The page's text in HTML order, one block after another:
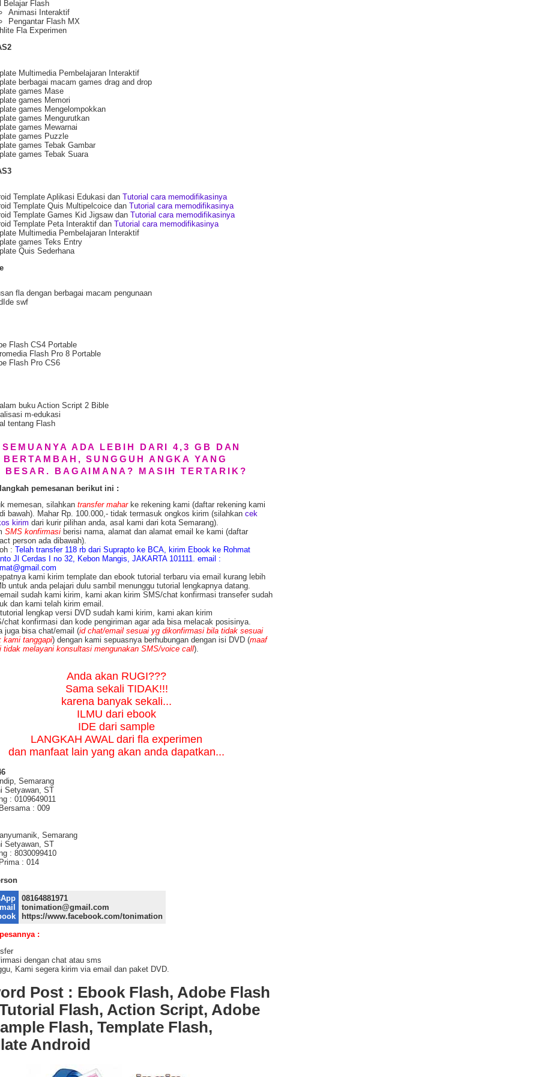
Belajar Flash
Animasi Interaktif
Pengantar Flash MX
Fla Experimen
Multimedia Pembelajaran Interaktif
berbagai macam games drag and drop
games Mase
games Memori
games Mengelompokkan
games Mengurutkan
games Mewarnai
games Puzzle
games Tebak Gambar
games Tebak Suara
Template Aplikasi Edukasi dan Tutorial cara memodifikasinya
Template Quis Multipelcoice dan Tutorial cara memodifikasinya
Template Games Kid Jigsaw dan Tutorial cara memodifikasinya
Template Peta Interaktif dan Tutorial cara memodifikasinya
Multimedia Pembelajaran Interaktif
games Teks Entry
Quis Sederhana
fla dengan berbagai macam pengunaan
swf
Flash CS4 Portable
Flash Pro 8 Portable
Flash Pro CS6
buku Action Script 2 Bible
m-edukasi
tentang Flash
SEMUANYA ADA LEBIH DARI 4,3 GB DAN
BERTAMBAH, SUNGGUH ANGKA YANG
BESAR. BAGAIMANA? MASIH TERTARIK?
pemesanan berikut ini :
memesan, silahkan transfer maharke rekening kami (daftar rekening kami
bawah). Mahar Rp. 100.000,- tidak termasuk ongkos kirim (silahkan cek
kirim dari kurir pilihan anda, asal kami dari kota Semarang).
SMS konfirmasi berisi nama, alamat dan alamat email ke kami (daftar
person ada dibawah).
: Telah transfer 118 rb dari Suprapto ke BCA, kirim Ebook ke Rohmat
Jl Cerdas I no 32, Kebon Mangis, JAKARTA 101111. email :
kami kirim template dan ebook tutorial terbaru via email kurang lebih
untuk anda pelajari dulu sambil menunggu tutorial lengkapnya datang.
sudah kami kirim, kami akan kirim SMS/chat konfirmasi transefer sudah
dan kami telah kirim email.
lengkap versi DVD sudah kami kirim, kami akan kirim
chat konfirmasi dan kode pengiriman agar ada bisa melacak posisinya.
juga bisa chat/email (id chat/email sesuai yg dikonfirmasi bila tidak sesuai
kami tanggapi) dengan kami sepuasnya berhubungan dengan isi DVD (maaf
tidak melayani konsultasi mengunakan SMS/voice call).
Anda akan RUGI???
Sama sekali TIDAK!!!
karena banyak sekali...
ILMU dari ebook
IDE dari sample
LANGKAH AWAL dari fla experimen
dan manfaat lain yang akan anda dapatkan...
Semarang
Setyawan, ST
: 0109649011
: 009
Semarang
Setyawan, ST
: 8030099410
: 014
08164881971
tonimation@gmail.com
https://www.facebook.com/tonimation
:
dengan chat atau sms
Kami segera kirim via email dan paket DVD.
Post : Ebook Flash, Adobe Flash
Flash, Action Script, Adobe
Flash, Template Flash,
Android